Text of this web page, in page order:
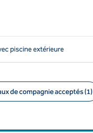
piscine extérieure
de compagnie acceptés (1)